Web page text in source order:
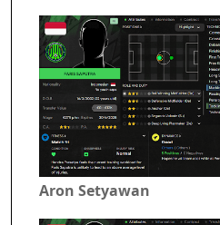
Aron Setyawan